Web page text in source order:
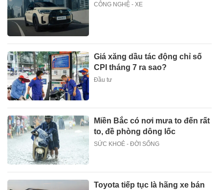
CÔNG NGHỆ - XE
Giá xăng dầu tác động chỉ số
CPI tháng 7 ra sao?
Đầu tư
Miền Bắc có nơi mưa to đến rất
to, đề phòng dông lốc
SỨC KHOẺ - ĐỜI SỐNG
Toyota tiếp tục là hãng xe bán